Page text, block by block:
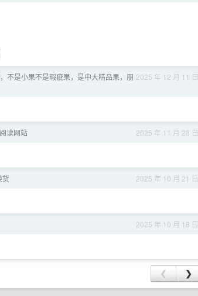
2025 年 12 月 11 日
不是小果不是瑕疵果，是中大精品果，朋
2025 年 11 月 28 日
读网站
2025 年 10 月 21 日
货
2025 年 10 月 18 日
❮ ❯